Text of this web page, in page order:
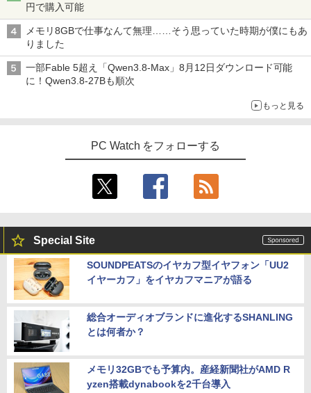
円で購入可能
メモリ8GBで仕事なんて無理……そう思っていた時期が僕にもあ
りました
一部Fable 5超え「Qwen3.8-Max」8月12日ダウンロード可能
に！Qwen3.8-27Bも順次
もっと見る
PC Watch をフォローする
Special Site
SOUNDPEATSのイヤカフ型イヤフォン「UU2
イヤーカフ」をイヤカフマニアが語る
総合オーディオブランドに進化するSHANLING
とは何者か？
メモリ32GBでも予算内。産経新聞社がAMD R
yzen搭載dynabookを2千台導入